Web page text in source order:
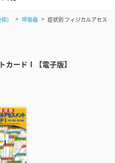
） 呼吸器
症状別 フィジカルアセス
カードⅠ【電子版】